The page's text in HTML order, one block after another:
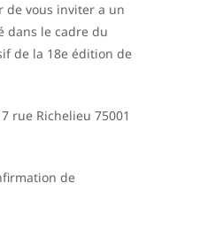
de vous inviter a un
dans le cadre du
de la 18e édition de
rue Richelieu 75001
de